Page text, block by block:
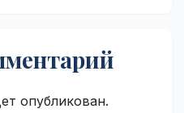
опубликован.